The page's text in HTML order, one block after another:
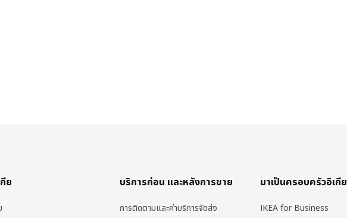
ย บริการก่อน และหลังการขาย
การติดตามและค่าบริการจัดส่ง
มาเป็นครอบครัวอิเกีย
IKEA for Business